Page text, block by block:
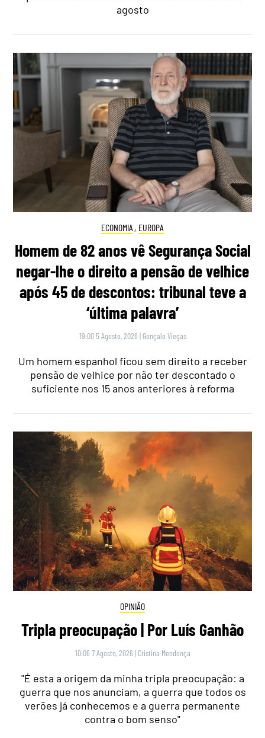
agosto
ECONOMIA , EUROPA
Homem de 82 anos vê Segurança Social
negar-lhe o direito a pensão de velhice
após 45 de descontos: tribunal teve a
‘última palavra’
19:00 5 Agosto, 2026 | Gonçalo Viegas
Um homem espanhol ficou sem direito a receber
pensão de velhice por não ter descontado o
suficiente nos 15 anos anteriores à reforma
OPINIÃO
Tripla preocupação | Por Luís Ganhão
10:06 7 Agosto, 2026 | Cristina Mendonça
"É esta a origem da minha tripla preocupação: a
guerra que nos anunciam, a guerra que todos os
verões já conhecemos e a guerra permanente
contra o bom senso"